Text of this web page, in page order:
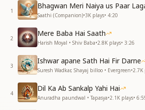
Upon the land of my heart, You
sky.
Wherever my eyes rise, it is only You
It is only You I see.
This was the true desire of my heart,
lovingly fulfilled.
With Your love, Baba…
तुम्हारे साथ का एक पल, कई जन्मों से बेहतर है।
सफल हर पल हुआ अपना, नज़र तेरी जो हम पर
1
Bhagwan Meri Naiya us Paar
Saathi (Companion)•3K plays• 4:20
2
Mere Baba Hai Saath
Harish Moyal • Shiv Baba•2.8K plays• 3:26
3
Ishwar apane Sath Hai Fir Darne
Suresh Wadkar, Shayaj billoo • Evergreen•2.7K
4
Dil Ka Ab Sankalp Yahi Hai
Anuradha paundwal • Tapasya•2.1K plays•